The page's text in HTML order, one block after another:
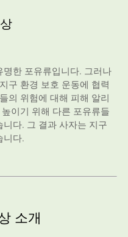
한 포유류입니다. 그러나
구 환경 보호 운동에 협력
의 위험에 대해 피해 알리
이기 위해 다른 포유류들
다. 그 결과 사자는 지구
니다.
소개